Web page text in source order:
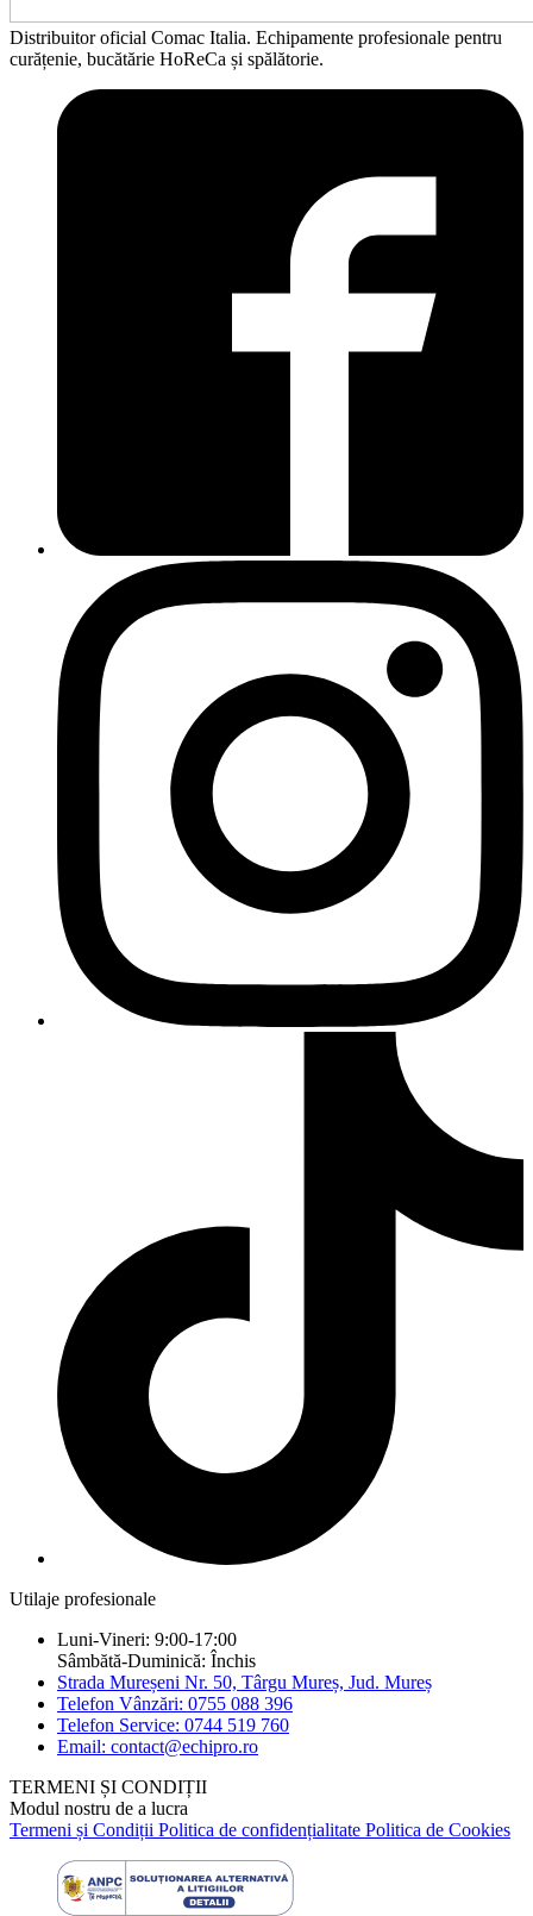
Distribuitor oficial Comac Italia. Echipamente profesionale pentru
curățenie, bucătărie HoReCa și spălătorie.
Utilaje profesionale
Luni-Vineri: 9:00-17:00
Sâmbătă-Duminică: Închis
Strada Mureșeni Nr. 50, Târgu Mureș, Jud. Mureș
Telefon Vânzări: 0755 088 396
Telefon Service: 0744 519 760
Email: contact@echipro.ro
TERMENI ȘI CONDIȚII
Modul nostru de a lucra
Termeni și Condiții Politica de confidențialitate Politica de Cookies